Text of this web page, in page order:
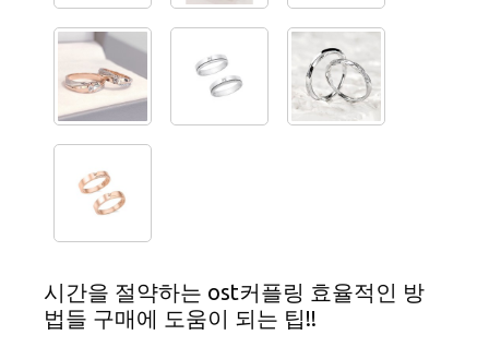
시간을 절약하는 ost커플링 효율적인 방
법들 구매에 도움이 되는 팁!!